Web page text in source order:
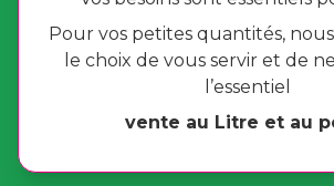
Pour vos petites quantités,
le choix de vous servir et de
l’essentiel
vente au Litre et au